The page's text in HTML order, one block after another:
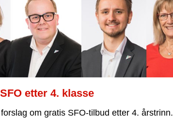
etter 4. klasse
om gratis SFO-tilbud etter 4. årstrinn.